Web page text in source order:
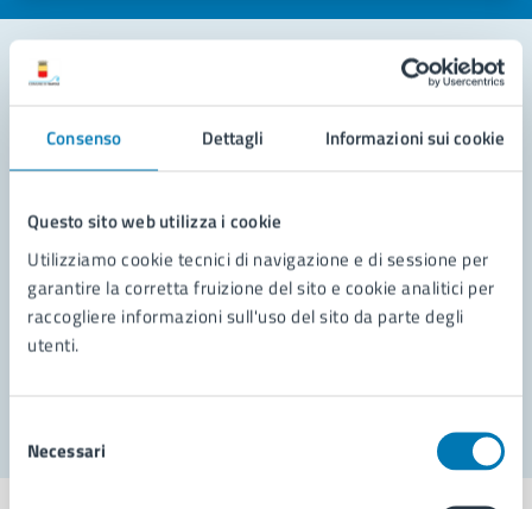
Consenso Dettagli Informazioni sui cookie
Questo sito web utilizza i cookie
Utilizziamo cookie tecnici di navigazione e di sessione per
garantire la corretta fruizione del sito e cookie analitici per
raccogliere informazioni sull'uso del sito da parte degli
utenti.
delNecessari
Leggi le domande frequenti
Richiedi assistenza
Prenota appuntamento
Problemi in città